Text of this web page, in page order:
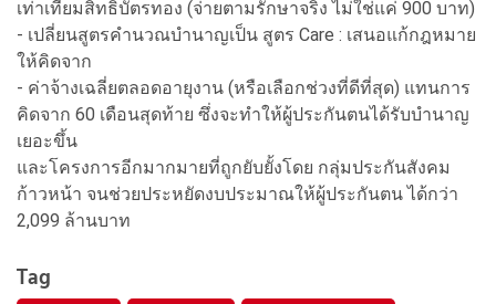
เท่าเทียมสิทธิบัตรทอง (จ่ายตามรักษาจริง ไม่ใช่แค่ 900 บาท)
- เปลี่ยนสูตรคำนวณบำนาญเป็น สูตร Care : เสนอแก้กฎหมาย
ให้คิดจาก
- ค่าจ้างเฉลี่ยตลอดอายุงาน (หรือเลือกช่วงที่ดีที่สุด) แทนการ
คิดจาก 60 เดือนสุดท้าย ซึ่งจะทำให้ผู้ประกันตนได้รับบำนาญ
เยอะขึ้น
และโครงการอีกมากมายที่ถูกยับยั้งโดย กลุ่มประกันสังคม
ก้าวหน้า จนช่วยประหยัดงบประมาณให้ผู้ประกันตน ได้กว่า
2,099 ล้านบาท
Tag